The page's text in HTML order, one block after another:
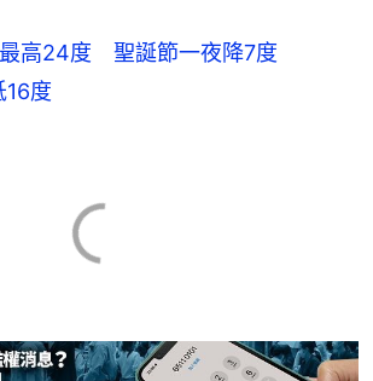
最高24度 聖誕節一夜降7度
度